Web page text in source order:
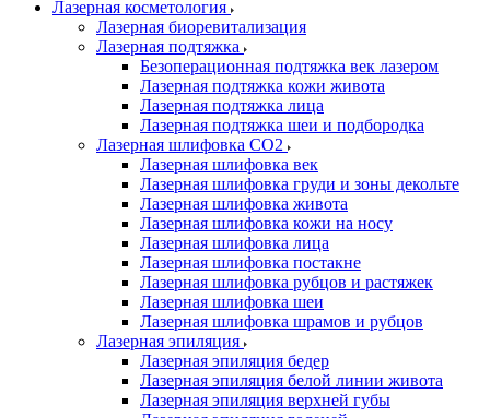
Лазерная косметология
Лазерная биоревитализация
Лазерная подтяжка
Безоперационная подтяжка век лазером
Лазерная подтяжка кожи живота
Лазерная подтяжка лица
Лазерная подтяжка шеи и подбородка
Лазерная шлифовка CO2
Лазерная шлифовка век
Лазерная шлифовка груди и зоны декольте
Лазерная шлифовка живота
Лазерная шлифовка кожи на носу
Лазерная шлифовка лица
Лазерная шлифовка постакне
Лазерная шлифовка рубцов и растяжек
Лазерная шлифовка шеи
Лазерная шлифовка шрамов и рубцов
Лазерная эпиляция
Лазерная эпиляция бедер
Лазерная эпиляция белой линии живота
Лазерная эпиляция верхней губы